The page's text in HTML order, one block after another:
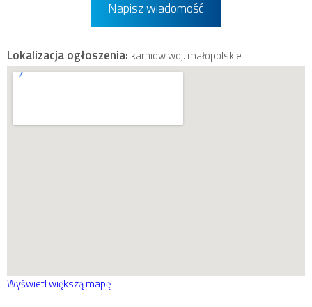
Napisz wiadomość
Lokalizacja ogłoszenia: karniow woj. małopolskie
Wyświetl większą mapę